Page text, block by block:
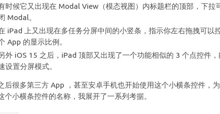
时候它又出现在 Modal View（模态视图）内标题栏的顶部，下拉
Modal。
iPad 上又出现在多任务分屏中间的小竖条，指示你左右拖拽可以
App 的显示比例。
外 iOS 15 之后，iPad 顶部又出现了一个功能相似的 3 个点控件
设置分屏模式。
后很多第三方 App ，甚至安卓手机也开始使用这个小横条控件，
个小横条控件的名称，我展开了一系列考据。